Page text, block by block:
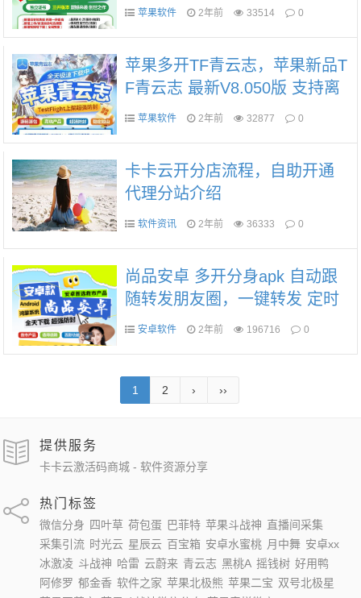
苹果软件 2年前 33514 0
苹果多开TF青云志，苹果新品T
F青云志 最新V8.050版 支持离
线验证 青云志官网地址https://
苹果软件 2年前 32877 0
卡卡云开分店流程，自助开通
代理分站介绍
软件资讯 2年前 36333 0
尚品安卓 多开分身apk 自动跟
随转发朋友圈，一键转发 定时
转发功能
安卓软件 2年前 196716 0
1 2 › ››
提供服务
卡卡云激活码商城 - 软件资源分享
热门标签
微信分身 四叶草 荷包蛋 巴菲特 苹果斗战神 直播间采集
采集引流 时光云 星辰云 百宝箱 安卓水蜜桃 月中舞 安卓xx
冰激凌 斗战神 哈雷 云蔚来 青云志 黑桃A 摇钱树 好用鸭
阿修罗 郁金香 软件之家 苹果北极熊 苹果二宝 双号北极星